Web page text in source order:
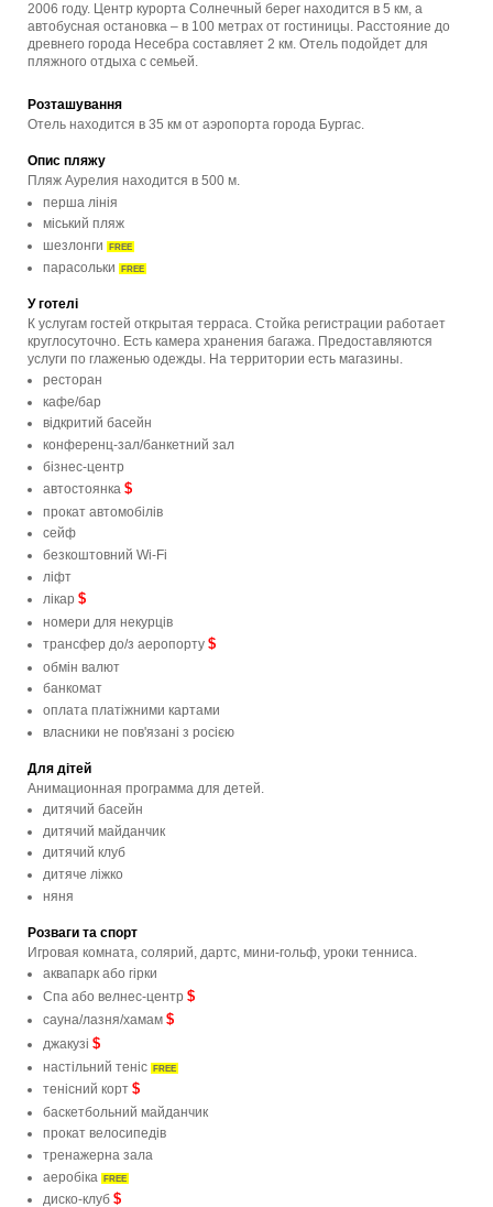
2006 году. Центр курорта Солнечный берег находится в 5 км, а
автобусная остановка – в 100 метрах от гостиницы. Расстояние до
древнего города Несебра составляет 2 км. Отель подойдет для
пляжного отдыха с семьей.
Розташування
Отель находится в 35 км от аэропорта города Бургас.
Опис пляжу
Пляж Аурелия находится в 500 м.
перша лінія
мiський пляж
шезлонги FREE
парасольки FREE
У готелі
К услугам гостей открытая терраса. Стойка регистрации работает
круглосуточно. Есть камера хранения багажа. Предоставляются
услуги по глаженью одежды. На территории есть магазины.
ресторан
кафе/бар
відкритий басейн
конференц-зал/банкетний зал
бізнес-центр
автостоянка $
прокат автомобілів
сейф
безкоштовний Wi-Fi
ліфт
лікар $
номери для некурців
трансфер до/з аеропорту $
обмін валют
банкомат
оплата платіжними картами
власники не пов'язані з росією
Для дітей
Анимационная программа для детей.
дитячий басейн
дитячий майданчик
дитячий клуб
дитяче ліжко
няня
Розваги та спорт
Игровая комната, солярий, дартс, мини-гольф, уроки тенниса.
аквапарк або гірки
Спа або велнес-центр $
сауна/лазня/хамам $
джакузі $
настільний теніс FREE
тенісний корт $
баскетбольний майданчик
прокат велосипедів
тренажерна зала
аеробіка FREE
диско-клуб $